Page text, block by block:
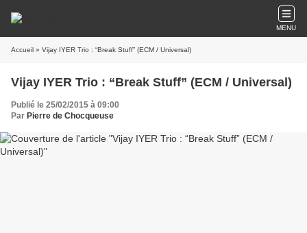
MENU
Accueil » Vijay IYER Trio : “Break Stuff” (ECM / Universal)
Vijay IYER Trio : “Break Stuff” (ECM / Universal)
Publié le 25/02/2015 à 09:00
Par Pierre de Chocqueuse